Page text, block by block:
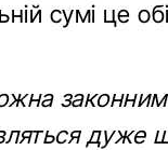
сумі це
дуже